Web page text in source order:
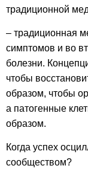
традиционной
– традиционная
симптомов и во
болезни.
чтобы
образом, чтобы
а патогенные
образом.
Когда успех
сообществом?